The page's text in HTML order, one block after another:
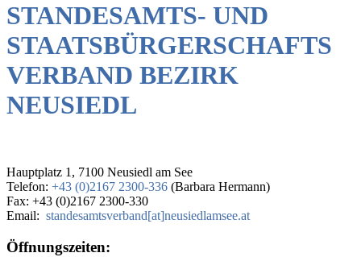
STANDESAMTS- UND
STAATSBÜRGERSCHAFTS
VERBAND BEZIRK
NEUSIEDL
Hauptplatz 1, 7100 Neusiedl am See
Telefon: +43 (0)2167 2300-336 (Barbara Hermann)
Fax: +43 (0)2167 2300-330
Email: standesamtsverband[at]neusiedlamsee.at
Öffnungszeiten: